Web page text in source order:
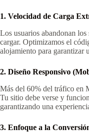
1. Velocidad de Carga
Los usuarios abandonan los
cargar. Optimizamos el
alojamiento para garantizar
2. Diseño Responsivo
Más del 60% del tráfico en
Tu sitio debe verse y
garantizando una
3. Enfoque a la